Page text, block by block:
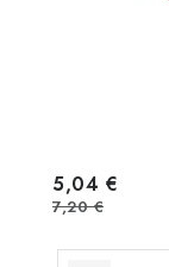
5,04 €
7,20 €